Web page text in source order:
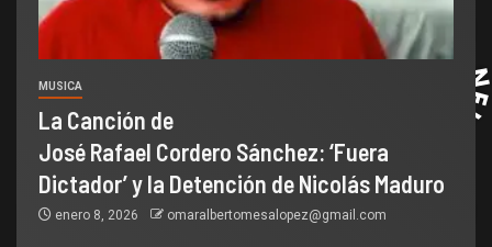
MUSICA
La Canción de
José Rafael Cordero Sánchez: ‘Fuera
Dictador’ y la Detención de Nicolás Maduro
enero 8, 2026 omaralbertomesalopez@gmail.com